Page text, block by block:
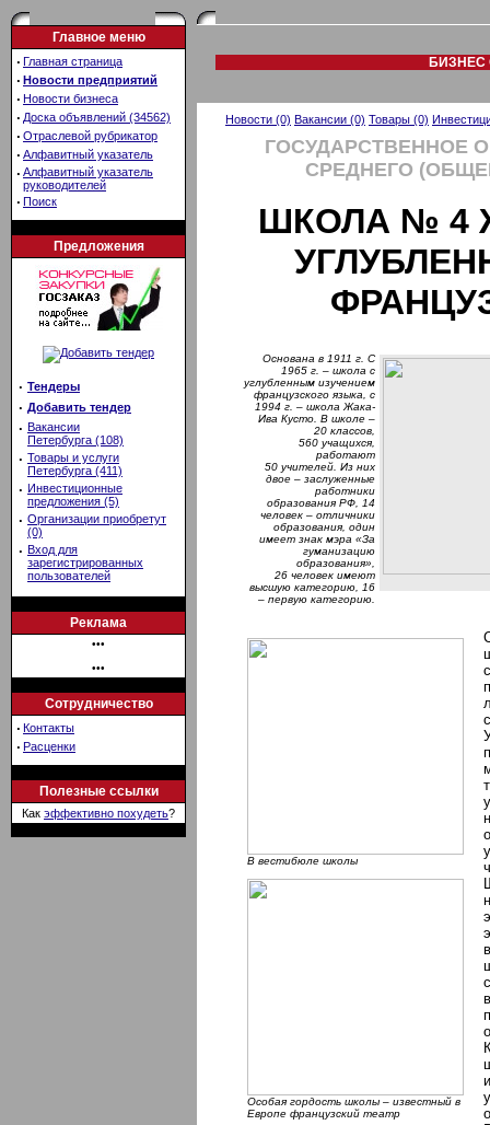
Главное меню
· Главная страница
· Новости предприятий
· Новости бизнеса
· Доска объявлений (34562)
· Отраслевой рубрикатор
· Алфавитный указатель
· Алфавитный указатель
руководителей
· Поиск
Предложения
· Тендеры
· Добавить тендер
· Вакансии
Петербурга (108)
· Товары и услуги
Петербурга (411)
· Инвестиционные
предложения (5)
· Организации приобретут
(0)
· Вход для
зарегистрированных
пользователей
Реклама
•••
•••
Сотрудничество
· Контакты
· Расценки
Полезные ссылки
Как эффективно похудеть?
БИЗНЕС
Новости (0) Вакансии (0) Товары (0)
ГОСУДАРСТВЕННОЕ
СРЕДНЕГО
ШКОЛА № 4
Основана в 1911 г. С
1965 г. – школа с
углубленным изучением
французского языка, с
1994 г. – школа Жака-
Ива Кусто. В школе –
20 классов,
560 учащихся,
работают
50 учителей. Из них
двое – заслуженные
работники
образования РФ, 14
человек – отличники
образования, один
имеет знак мэра «За
гуманизацию
образования»,
26 человек имеют
высшую категорию, 16
– первую категорию.
В вестибюле школы
Особая гордость школы – известный в
Европе французский театр